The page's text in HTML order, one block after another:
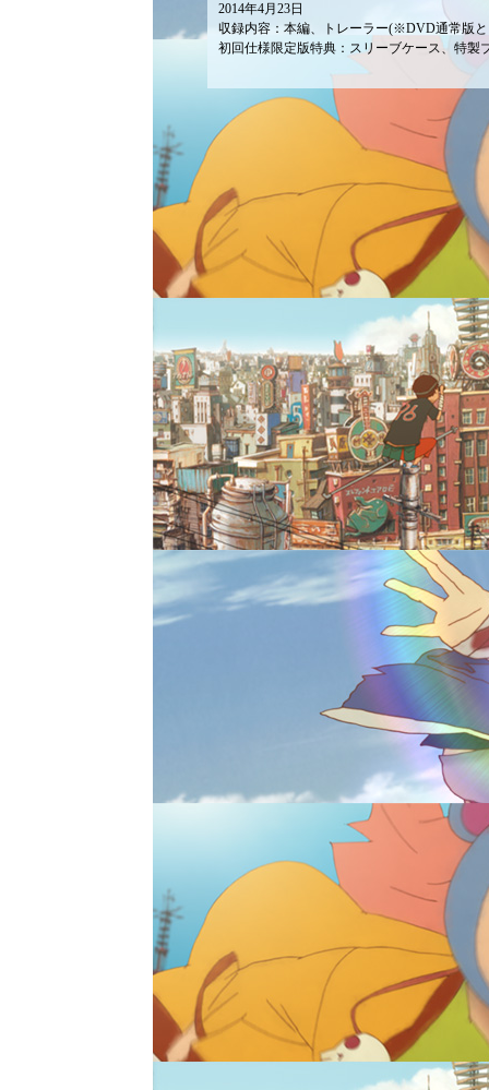
2014年4月23日
収録内容：本編、トレーラー(※DVD通常版
初回仕様限定版特典：スリーブケース、特製